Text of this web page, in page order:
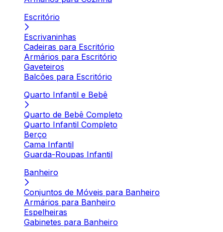
Escritório
Escrivaninhas
Cadeiras para Escritório
Armários para Escritório
Gaveteiros
Balcões para Escritório
Quarto Infantil e Bebê
Quarto de Bebê Completo
Quarto Infantil Completo
Berço
Cama Infantil
Guarda-Roupas Infantil
Banheiro
Conjuntos de Móveis para Banheiro
Armários para Banheiro
Espelheiras
Gabinetes para Banheiro